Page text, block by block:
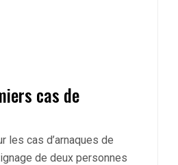
cas de
les cas d’arnaques de
de deux personnes